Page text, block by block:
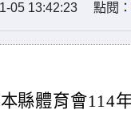
05 13:42:23 點閱：
縣體育會114